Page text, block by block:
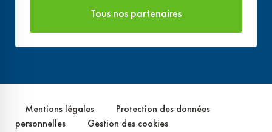
Tous nos partenaires
Mentions légales
Protection des données
personnelles
Gestion des cookies